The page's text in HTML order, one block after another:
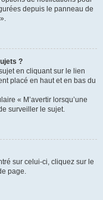
depuis le panneau de
?
en cliquant sur le lien
placé en haut et en bas du
« M’avertir lorsqu’une
surveiller le sujet.
sur celui-ci, cliquez sur le
page.